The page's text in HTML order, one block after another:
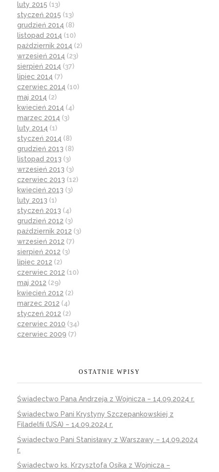
luty 2015 (13)
styczeń 2015 (13)
grudzień 2014 (8)
listopad 2014 (10)
październik 2014 (2)
wrzesień 2014 (23)
sierpień 2014 (37)
lipiec 2014 (7)
czerwiec 2014 (10)
maj 2014 (2)
kwiecień 2014 (4)
marzec 2014 (3)
luty 2014 (1)
styczeń 2014 (8)
grudzień 2013 (8)
listopad 2013 (3)
wrzesień 2013 (3)
czerwiec 2013 (12)
kwiecień 2013 (3)
luty 2013 (1)
styczeń 2013 (4)
grudzień 2012 (3)
październik 2012 (3)
wrzesień 2012 (7)
sierpień 2012 (3)
lipiec 2012 (2)
czerwiec 2012 (10)
maj 2012 (29)
kwiecień 2012 (2)
marzec 2012 (4)
styczeń 2012 (2)
czerwiec 2010 (34)
czerwiec 2009 (7)
OSTATNIE WPISY
Świadectwo Pana Andrzeja z Wojnicza – 14.09.2024 r.
Świadectwo Pani Krystyny Szczepankowskiej z
Filadelfii (USA) – 14.09.2024 r.
Świadectwo Pani Stanisławy z Warszawy – 14.09.2024
r.
Świadectwo ks. Krzysztofa Osika z Wojnicza –